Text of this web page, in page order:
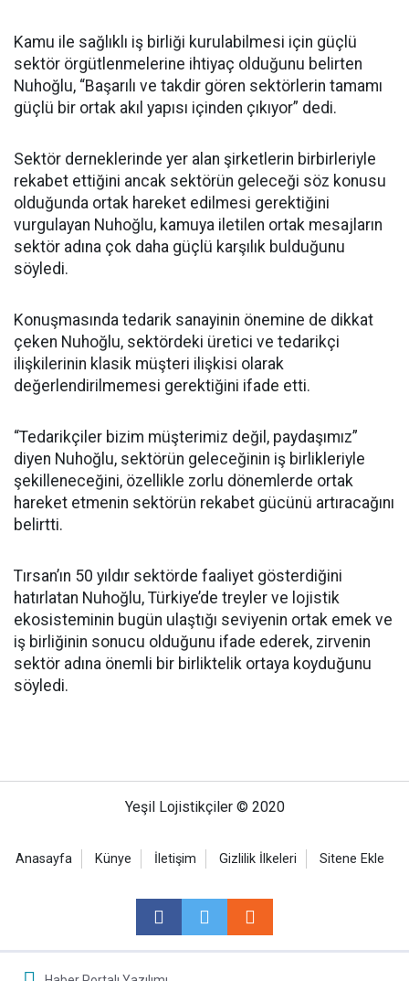
Kamu ile sağlıklı iş birliği kurulabilmesi için güçlü
sektör örgütlenmelerine ihtiyaç olduğunu belirten
Nuhoğlu, “Başarılı ve takdir gören sektörlerin tamamı
güçlü bir ortak akıl yapısı içinden çıkıyor” dedi.
Sektör derneklerinde yer alan şirketlerin birbirleriyle
rekabet ettiğini ancak sektörün geleceği söz konusu
olduğunda ortak hareket edilmesi gerektiğini
vurgulayan Nuhoğlu, kamuya iletilen ortak mesajların
sektör adına çok daha güçlü karşılık bulduğunu
söyledi.
Konuşmasında tedarik sanayinin önemine de dikkat
çeken Nuhoğlu, sektördeki üretici ve tedarikçi
ilişkilerinin klasik müşteri ilişkisi olarak
değerlendirilmemesi gerektiğini ifade etti.
“Tedarikçiler bizim müşterimiz değil, paydaşımız”
diyen Nuhoğlu, sektörün geleceğinin iş birlikleriyle
şekilleneceğini, özellikle zorlu dönemlerde ortak
hareket etmenin sektörün rekabet gücünü artıracağını
belirtti.
Tırsan’ın 50 yıldır sektörde faaliyet gösterdiğini
hatırlatan Nuhoğlu, Türkiye’de treyler ve lojistik
ekosisteminin bugün ulaştığı seviyenin ortak emek ve
iş birliğinin sonucu olduğunu ifade ederek, zirvenin
sektör adına önemli bir birliktelik ortaya koyduğunu
söyledi.
Yeşil Lojistikçiler © 2020
Anasayfa Künye İletişim Gizlilik İlkeleri Sitene Ekle